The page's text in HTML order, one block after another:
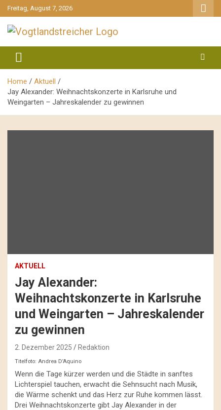
gehe
zum
Inhalt
Freitag, August 7, 2026
Vogtlandstreicher
Home
Aktuell
Jay Alexander: Weihnachtskonzerte in Karlsruhe und
Weingarten – Jahreskalender zu gewinnen
AKTUELL
Jay Alexander:
Weihnachtskonzerte in Karlsruhe
und Weingarten – Jahreskalender
zu gewinnen
2. Dezember 2025 Redaktion
Titelfoto: Andrea D’Aquino
Wenn die Tage kürzer werden und die Städte in sanftes
Lichterspiel tauchen, erwacht die Sehnsucht nach Musik,
die Wärme schenkt und das Herz zur Ruhe kommen lässt.
Drei Weihnachtskonzerte gibt Jay Alexander in der